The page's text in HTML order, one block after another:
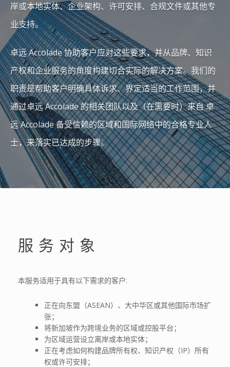
岸或本地实体、企业架构、许可安排、合规文件或其他专
业支持。
卓远 Accolade 协助客户应对这些要求，并从品牌、知识
产权和企业服务的角度构建切合实际的解决方案。我们的
职责是帮助客户明确具体诉求、界定适当的工作范围，并
通过卓远 Accolade 的相关团队以及（在需要时）来自 卓
远 Accolade 备受信赖的区域和国际网络中的合格专业人
士，来落实已达成的步骤。
服务对象
本服务适用于具有以下需求的客户:
正在向东盟（ASEAN）、大中华区或其他国际市场扩
张；
将新加坡作为跨境业务的区域或控股平台；
为区域运营设立离岸或本地实体；
正在考虑如何构建品牌所有权、知识产权（IP）所有
权或许可安排；